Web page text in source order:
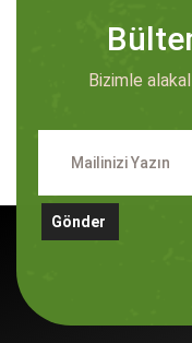
Bizimle
Gönder